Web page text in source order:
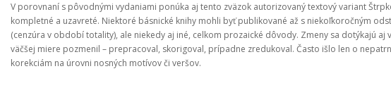
V porovnaní s pôvodnými vydaniami ponúka aj tento zväzok autorizovaný textový variant
kompletné a uzavreté. Niektoré básnické knihy mohli byť publikované až s niekoľkoročným
(cenzúra v období totality), ale niekedy aj iné, celkom prozaické dôvody. Zmeny sa dotýkajú
väčšej miere pozmenil – prepracoval, skorigoval, prípadne zredukoval. Často išlo len o
korekciám na úrovni nosných motívov či veršov.